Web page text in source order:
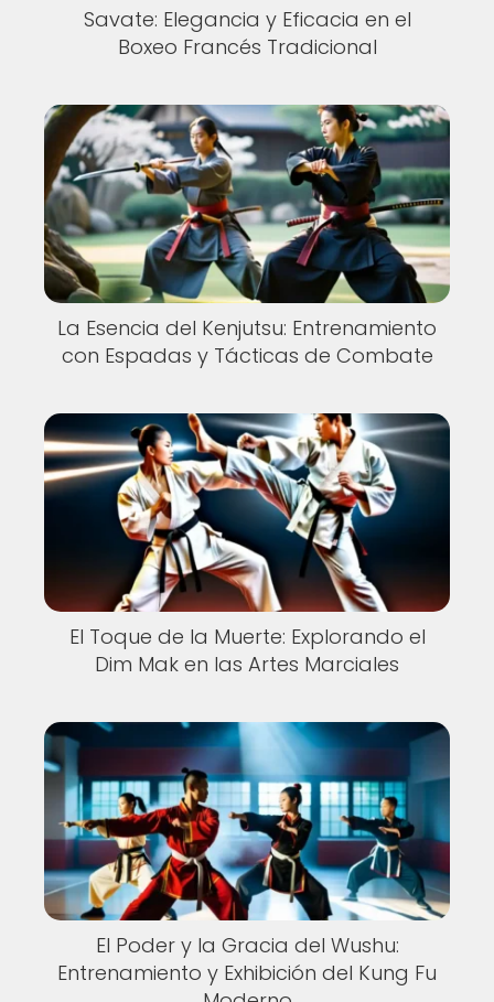
Savate: Elegancia y Eficacia en el
Boxeo Francés Tradicional
La Esencia del Kenjutsu: Entrenamiento
con Espadas y Tácticas de Combate
El Toque de la Muerte: Explorando el
Dim Mak en las Artes Marciales
El Poder y la Gracia del Wushu:
Entrenamiento y Exhibición del Kung Fu